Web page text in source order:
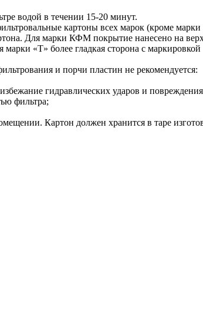
водой в течении 15-20 минут.
картоны всех марок (кроме
Для марки КФМ покрытие нанесено на
«Т» более гладкая сторона с маркировкой
и порчи пластин не рекомендуется:
гидравлических ударов и
фильтра;
Картон должен хранится в таре